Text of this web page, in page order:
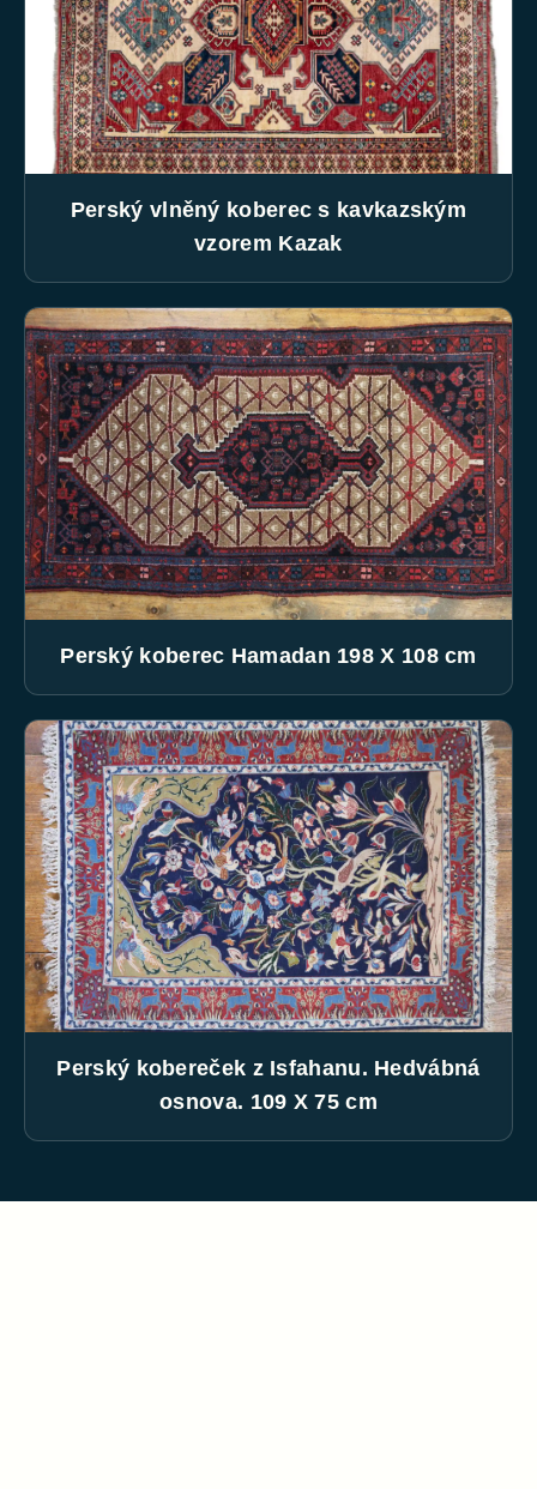
Perský vlněný koberec s kavkazským
vzorem Kazak
Perský koberec Hamadan 198 X 108 cm
Perský kobereček z Isfahanu. Hedvábná
osnova. 109 X 75 cm